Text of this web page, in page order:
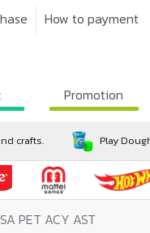
How to payment
Promotion
crafts. Play
PET ACY AST